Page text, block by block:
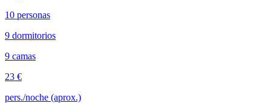
10 personas
9 dormitorios
9 camas
23 €
pers./noche (aprox.)